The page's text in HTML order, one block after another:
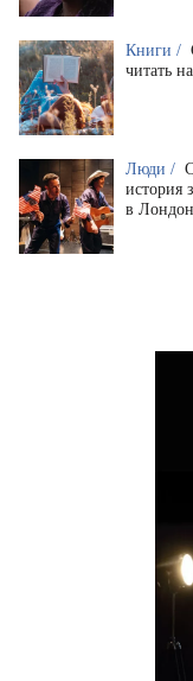
Книги /
читать
Люди /
история
в